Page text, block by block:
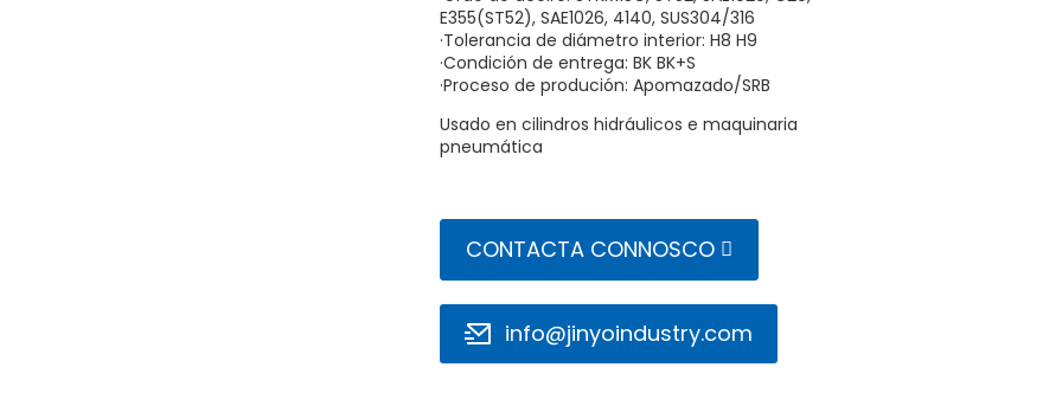
E355(ST52), SAE1026, 4140, SUS304/316
·Tolerancia de diámetro interior: H8 H9
·Condición de entrega: BK BK+S
·Proceso de produción: Apomazado/SRB
Usado en cilindros hidráulicos e maquinaria
pneumática
CONTACTA CONNOSCO
info@jinyoindustry.com